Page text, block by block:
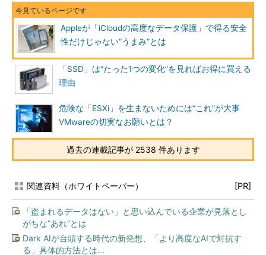
Appleが「iCloudの高度なデータ保護」で得る安全
性だけじゃない“うまみ”とは
「SSD」は“たった1つの変化”を見ればお得に買える
理由
危険な「ESXi」を生まないためには“これ”が大事
VMwareの切実なお願いとは？
過去の連載記事が 2538 件あります
関連資料（ホワイトペーパー） [PR]
「盗まれるデータはない」と思い込んでいる企業が見落とし
がちな“あれ”とは
Dark AIが台頭する時代の新発想、「より高度なAIで対抗す
る」具体的方法とは...